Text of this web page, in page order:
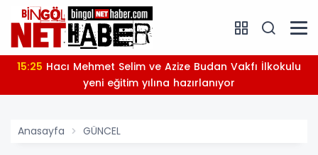
15:25
yeni eğitim yılına hazırlanıyor
Anasayfa GÜNCEL